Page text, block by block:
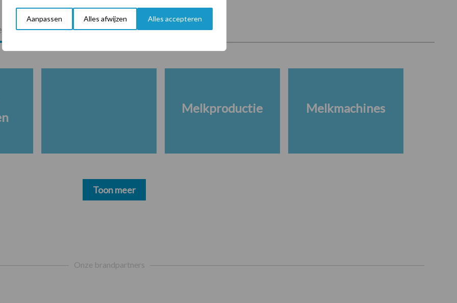
Aanpassen Alles afwijzen Alles accepteren
Veevoer Wet en regelgeving
Melkproductie Melkmachines
Toon meer
Onze brandpartners